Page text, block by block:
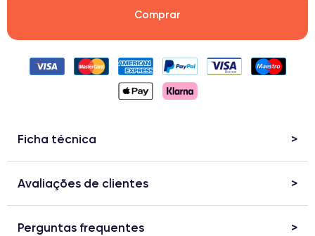
Comprar
Ficha técnica
Avaliações de clientes
Perguntas frequentes